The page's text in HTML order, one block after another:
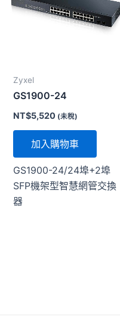
Zyxel
GS1900-24
NT$5,520 (未稅)
加入購物車
GS1900-24/24埠+2埠
SFP機架型智慧網管交換
器